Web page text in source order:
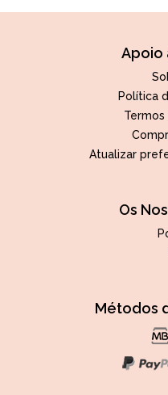
Apoio
Política
Atualizar
Os
Métodos